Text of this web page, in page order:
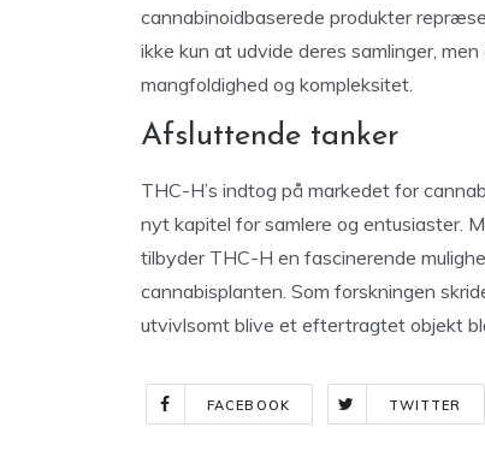
cannabinoidbaserede produkter
ikke kun at udvide deres samlinger,
mangfoldighed og kompleksitet.
Afsluttende tanker
THC-H’s indtog på markedet for
nyt kapitel for samlere og entusiaster.
tilbyder THC-H en fascinerende
cannabisplanten. Som forskningen
utvivlsomt blive et eftertragtet objekt
FACEBOOK TWITTER